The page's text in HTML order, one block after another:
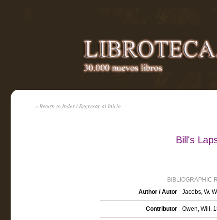
« Return to Index / Regresar al Inicio
Bill's
BIBLIOGRAPHIC
Author / Autor
Jacobs, W.
Contributor Owen, Will,